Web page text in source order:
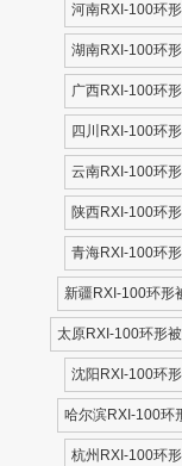
河南RXI-100环
湖南RXI-100环
广西RXI-100环
四川RXI-100环
云南RXI-100环
陕西RXI-100环
青海RXI-100环
新疆RXI-100环形
太原RXI-100环形
沈阳RXI-100环
哈尔滨RXI-100环
杭州RXI-100环